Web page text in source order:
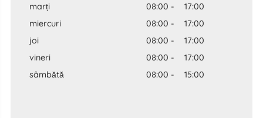
marți
08:00 -
17:00
miercuri
08:00 -
17:00
joi
08:00 -
17:00
vineri
08:00 -
17:00
sâmbătă
08:00 - 15:00